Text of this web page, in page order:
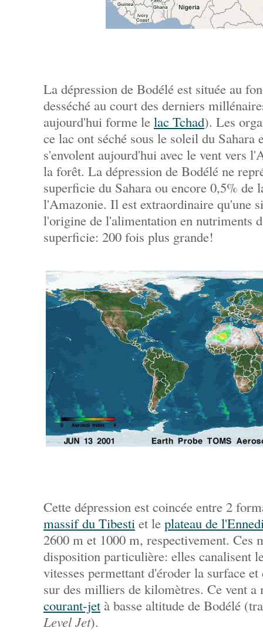
La dépression de Bodélé est située au
desséché au court des derniers
aujourd'hui forme le lac Tchad). Les
ce lac ont séché sous le soleil du Sahara
s'envolent aujourd'hui avec le vent vers
la forêt. La dépression de Bodélé ne
superficie du Sahara ou encore 0,5% de
l'Amazonie. Il est extraordinaire qu'une
l'origine de l'alimentation en nutriments
superficie: 200 fois plus grande!
Cette dépression est coincée entre 2
massif du Tibesti et le plateau de
2600 m et 1000 m, respectivement. Ces
disposition particulière: elles canalisent
vitesses permettant d'éroder la surface
sur des milliers de kilomètres. Ce vent a
courant-jetà basse altitude de Bodélé
Level Jet).